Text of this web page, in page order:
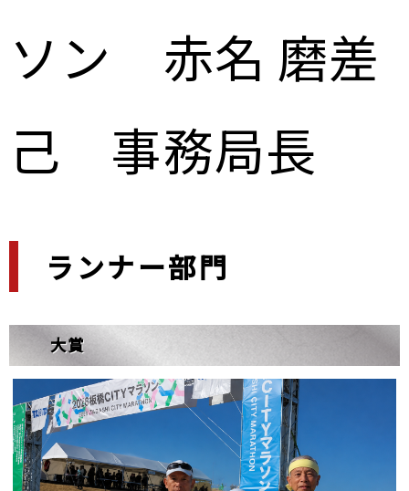
ソン 赤名 磨差
己 事務局長
ランナー部門
大賞